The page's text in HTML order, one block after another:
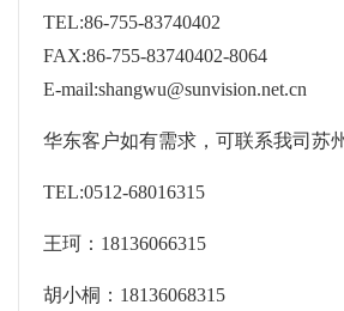
TEL:86-755-83740402
FAX:86-755-83740402-8064
E-mail:shangwu@sunvision.net.cn
华东客户如有需求，可联系我司苏
TEL:0512-68016315
王珂： 18136066315
胡小桐： 18136068315